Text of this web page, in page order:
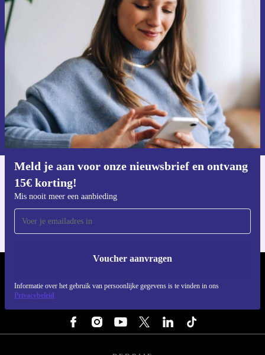
Meld je aan voor onze nieuwsbrief en ontvang
15€ korting!
Mis nooit meer een aanbieding
Voucher aanvragen
Informatie over het gebruik van persoonlijke gegevens is te vinden in ons
Privacybeleid
Meld je aan voor onze nieuwsbrief en
ontvang €15 korting!
Mis nooit meer een aanbieding.
Voucher aanvragen
Informatie over het gebruik van persoonsgegevens vind je in ons
privacybeleid.
Voor iOS en Android